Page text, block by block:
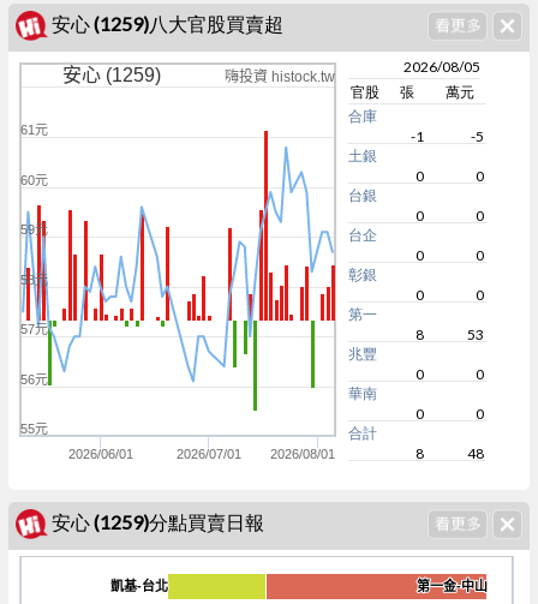
安心 (1259)八大官股買賣超
安心 (1259) 嗨投資 histock.tw
2026/06/01 2026/07/01 2026/08/01
55元
56元
57元
58元
59元
60元
61元
2026/08/05
官股
張
萬元
合庫
-1
-5
土銀
0
0
台銀
0
0
台企
0
0
彰銀
0
0
第一
8
53
兆豐
0
0
華南
0
0
合計
8
48
安心 (1259)分點買賣日報
第一金-中山
第一金-中山
凱基-台北
凱基-台北